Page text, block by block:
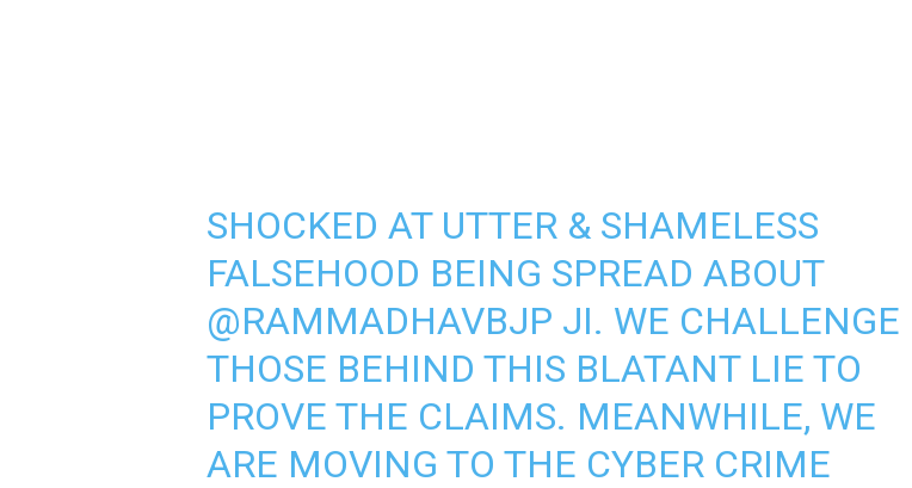
SHOCKED AT UTTER & SHAMELESS
FALSEHOOD BEING SPREAD ABOUT
@RAMMADHAVBJP JI. WE CHALLENGE
THOSE BEHIND THIS BLATANT LIE TO
PROVE THE CLAIMS. MEANWHILE, WE
ARE MOVING TO THE CYBER CRIME